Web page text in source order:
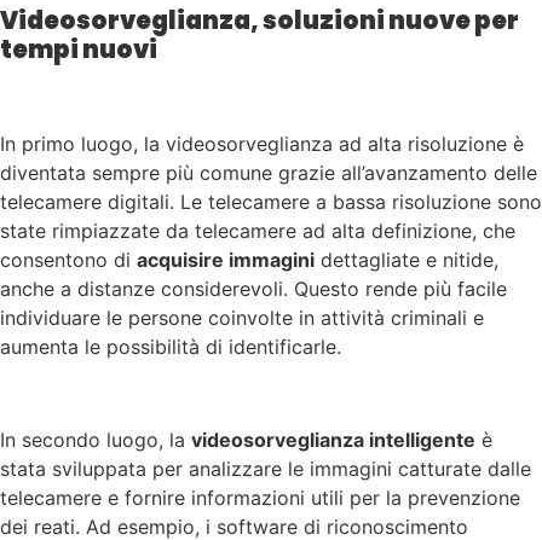
Videosorveglianza, soluzioni nuove per
tempi nuovi
In primo luogo, la videosorveglianza ad alta risoluzione è
diventata sempre più comune grazie all’avanzamento delle
telecamere digitali. Le telecamere a bassa risoluzione sono
state rimpiazzate da telecamere ad alta definizione, che
consentono di acquisire immagini dettagliate e nitide,
anche a distanze considerevoli. Questo rende più facile
individuare le persone coinvolte in attività criminali e
aumenta le possibilità di identificarle.
In secondo luogo, la videosorveglianza intelligente è
stata sviluppata per analizzare le immagini catturate dalle
telecamere e fornire informazioni utili per la prevenzione
dei reati. Ad esempio, i software di riconoscimento